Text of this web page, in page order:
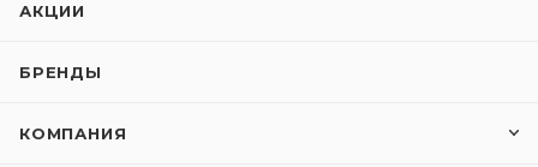
АКЦИИ
БРЕНДЫ
КОМПАНИЯ